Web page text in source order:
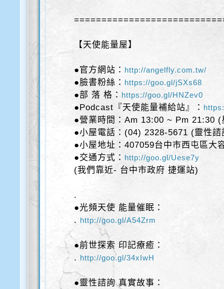
【天使能量屋】
●官方網站： http://angelfly.com.tw/
●臉書粉絲： https://goo.gl/jSXs68
●部 落 格： https://goo.gl/HNZev0
●Podcast『天使能量補給站』：
●營業時間：Am 13:00 ~ Pm 21:30 (
●小屋電話：(04) 2328-5671 (靈性
●小屋地址：407059台中市西屯區大
●交通方式： http://goo.gl/Uese7y
(我們靠近- 台中市政府 捷運站)
.
●光頻天使 能量催眠：
. http://goo.gl/A54Zrm
●前世探索 印記療癒：
. http://goo.gl/34xIwH
●靈性諮詢 真實故事：